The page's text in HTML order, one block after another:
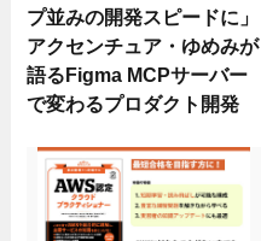
プ並みの開発スピードに」
アクセンチュア・ゆめみが
語るFigma MCPサーバー
で変わるプロダクト開発